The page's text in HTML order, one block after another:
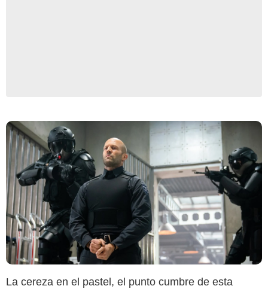
La cereza en el pastel, el punto cumbre de esta